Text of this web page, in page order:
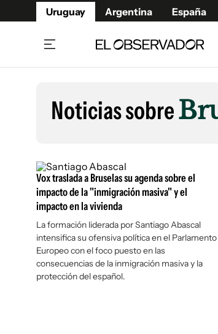
Uruguay Argentina España
Beneficios Member
Café y Negocios
Economía y Empresas
Agro
Brand Studio
Mundo
Cultura y Espectáculos
Noticias sobre
Vox traslada a Bruselas su agenda sobre el
impacto de la "inmigración masiva" y el
impacto en la vivienda
La formación liderada por Santiago Abascal
intensifica su ofensiva política en el Parlamento
Europeo con el foco puesto en las
consecuencias de la inmigración masiva y la
protección del español.